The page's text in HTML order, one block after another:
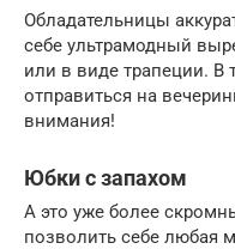
Обладательницы
себе ультрамодный
или в виде трапеции. В
отправиться на
внимания!
Юбки с запахом
А это уже более
позволить себе любая